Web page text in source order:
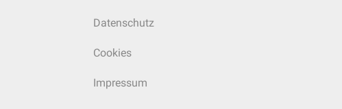
Datenschutz
Cookies
Impressum